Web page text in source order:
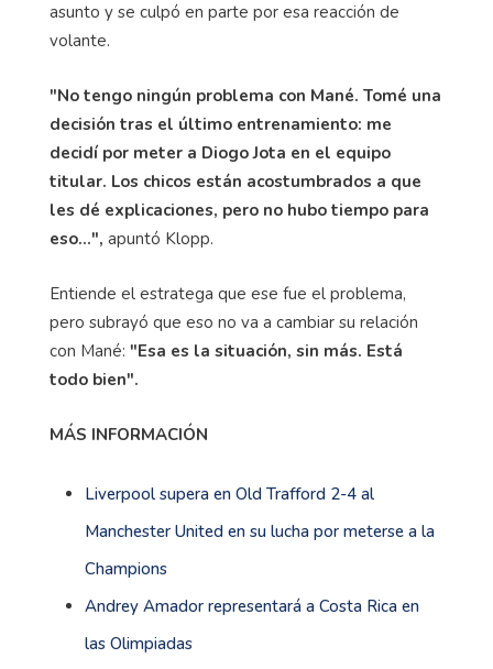
asunto y se culpó en parte por esa reacción de
volante.
"No tengo ningún problema con Mané. Tomé una
decisión tras el último entrenamiento: me
decidí por meter a Diogo Jota en el equipo
titular. Los chicos están acostumbrados a que
les dé explicaciones, pero no hubo tiempo para
eso...", apuntó Klopp.
Entiende el estratega que ese fue el problema,
pero subrayó que eso no va a cambiar su relación
con Mané: "Esa es la situación, sin más. Está
todo bien".
MÁS INFORMACIÓN
Liverpool supera en Old Trafford 2-4 al
Manchester United en su lucha por meterse a la
Champions
Andrey Amador representará a Costa Rica en
las Olimpiadas